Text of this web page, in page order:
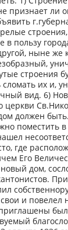
признает ли
в пользу
ныне же
строения
сломать их и,
вид. 6)
церкви
должен
поместить
где
Его
дом,
и повелел